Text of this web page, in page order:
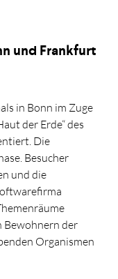
und Frankfurt
in Bonn im Zuge
der Erde“ des
Die
Besucher
und die
Bewohnern der
Organismen